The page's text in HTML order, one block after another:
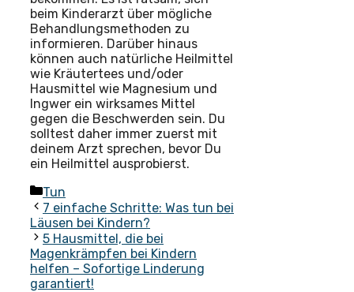
beim Kinderarzt über mögliche
Behandlungsmethoden zu
informieren. Darüber hinaus
können auch natürliche Heilmittel
wie Kräutertees und/oder
Hausmittel wie Magnesium und
Ingwer ein wirksames Mittel
gegen die Beschwerden sein. Du
solltest daher immer zuerst mit
deinem Arzt sprechen, bevor Du
ein Heilmittel ausprobierst.
Kategorien
Tun
7 einfache Schritte: Was tun bei
Läusen bei Kindern?
5 Hausmittel, die bei
Magenkrämpfen bei Kindern
helfen – Sofortige Linderung
garantiert!